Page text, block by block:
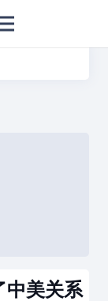
中美关系